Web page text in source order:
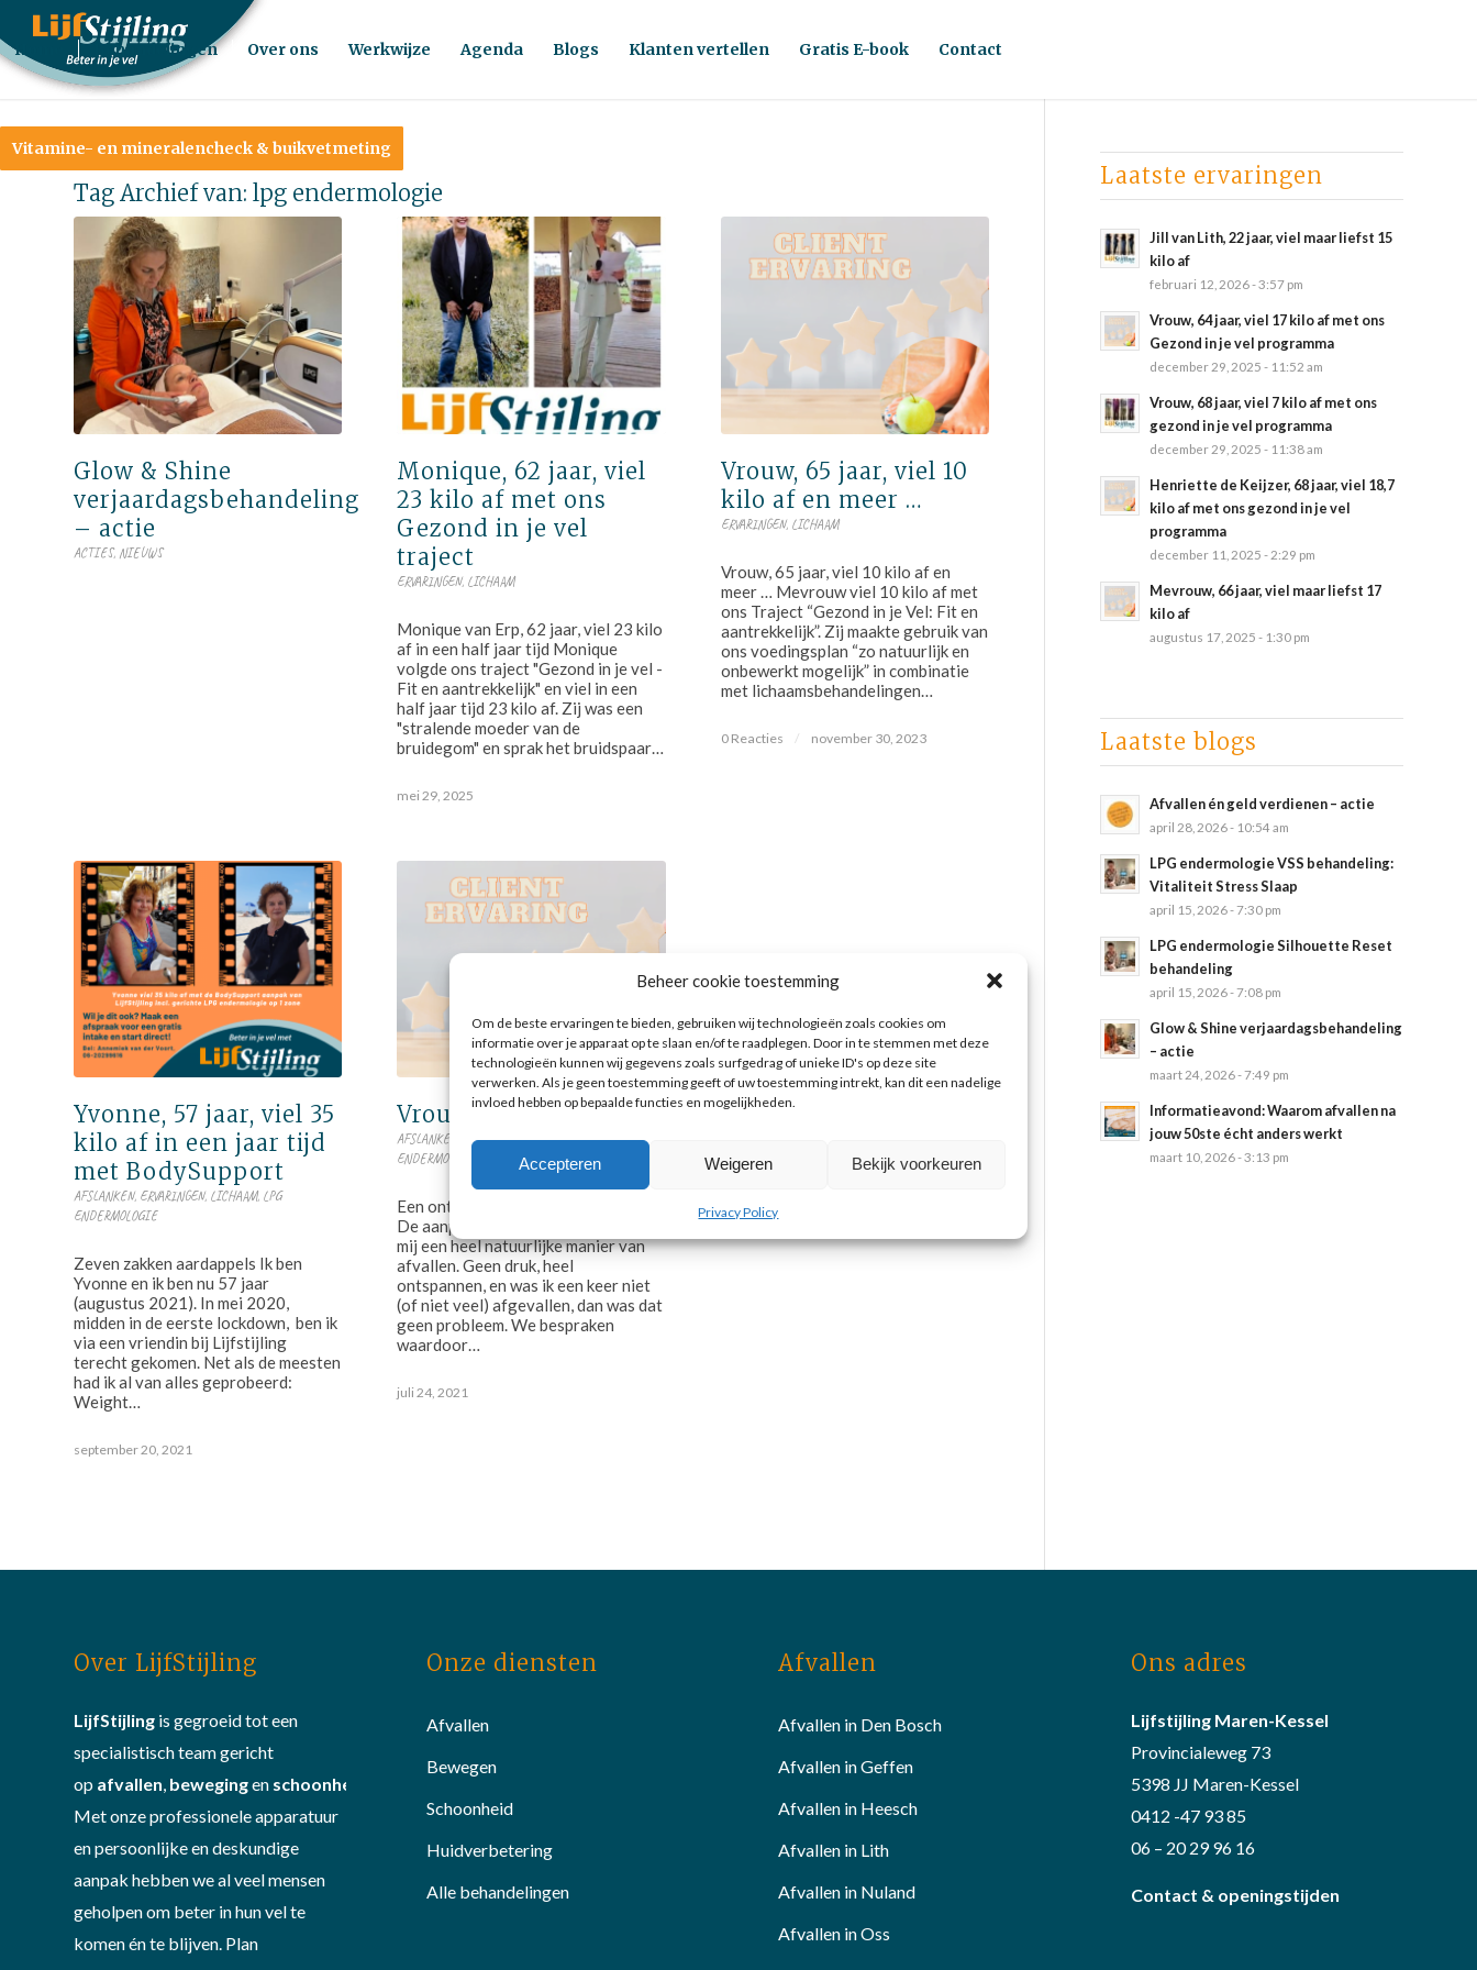
Beheer cookie toestemming
Om de beste ervaringen te bieden, gebruiken wij technologieën zoals cookies om
informatie over je apparaat op te slaan en/of te raadplegen. Door in te stemmen met deze
technologieën kunnen wij gegevens zoals surfgedrag of unieke ID's op deze site
verwerken. Als je geen toestemming geeft of uw toestemming intrekt, kan dit een nadelige
invloed hebben op bepaalde functies en mogelijkheden.
Accepteren Weigeren Bekijk voorkeuren
Privacy Policy
Home Behandelingen Over ons Werkwijze Agenda Blogs Klanten vertellen Gratis E-book Contact
Vitamine- en mineralencheck & buikvetmeting
Tag Archief van: lpg endermologie
Glow & Shine
verjaardagsbehandeling
– actie
ACTIES, NIEUWS
Monique, 62 jaar, viel
23 kilo af met ons
Gezond in je vel
traject
ERVARINGEN, LICHAAM
Monique van Erp, 62 jaar, viel 23 kilo
af in een half jaar tijd Monique
volgde ons traject "Gezond in je vel -
Fit en aantrekkelijk" en viel in een
half jaar tijd 23 kilo af. Zij was een
"stralende moeder van de
bruidegom" en sprak het bruidspaar…
mei 29, 2025
Vrouw, 65 jaar, viel 10
kilo af en meer …
ERVARINGEN, LICHAAM
Vrouw, 65 jaar, viel 10 kilo af en
meer … Mevrouw viel 10 kilo af met
ons Traject “Gezond in je Vel: Fit en
aantrekkelijk”. Zij maakte gebruik van
ons voedingsplan “zo natuurlijk en
onbewerkt mogelijk” in combinatie
met lichaamsbehandelingen…
0 Reacties / november 30, 2023
Yvonne, 57 jaar, viel 35
kilo af in een jaar tijd
met BodySupport
AFSLANKEN, ERVARINGEN, LICHAAM, LPG
ENDERMOLOGIE
Zeven zakken aardappels Ik ben
Yvonne en ik ben nu 57 jaar
(augustus 2021). In mei 2020,
midden in de eerste lockdown, ben ik
via een vriendin bij Lijfstijling
terecht gekomen. Net als de meesten
had ik al van alles geprobeerd:
Weight…
september 20, 2021
Vrouw, 62 jaar – 8 kilo
AFSLANKEN ERVARINGEN,LICHAAM,LPG
ENDERMOLOGIE
Een ontspannen manier van afvallen!
De aanpak van LijfStijling was voor
mij een heel natuurlijke manier van
afvallen. Geen druk, heel
ontspannen, en was ik een keer niet
(of niet veel) afgevallen, dan was dat
geen probleem. We bespraken
waardoor…
juli 24, 2021
Laatste ervaringen
Jill van Lith, 22 jaar, viel maar liefst 15
kilo af
februari 12, 2026 - 3:57 pm
Vrouw, 64 jaar, viel 17 kilo af met ons
Gezond in je vel programma
december 29, 2025 - 11:52 am
Vrouw, 68 jaar, viel 7 kilo af met ons
gezond in je vel programma
december 29, 2025 - 11:38 am
Henriette de Keijzer, 68 jaar, viel 18,7
kilo af met ons gezond in je vel
programma
december 11, 2025 - 2:29 pm
Mevrouw, 66 jaar, viel maar liefst 17
kilo af
augustus 17, 2025 - 1:30 pm
Laatste blogs
Afvallen én geld verdienen – actie
april 28, 2026 - 10:54 am
LPG endermologie VSS behandeling:
Vitaliteit Stress Slaap
april 15, 2026 - 7:30 pm
LPG endermologie Silhouette Reset
behandeling
april 15, 2026 - 7:08 pm
Glow & Shine verjaardagsbehandeling
– actie
maart 24, 2026 - 7:49 pm
Informatieavond: Waarom afvallen na
jouw 50ste écht anders werkt
maart 10, 2026 - 3:13 pm
Over LijfStijling
LijfStijling is gegroeid tot een
specialistisch team gericht
op afvallen, bewegingen schoonheid
Met onze professionele apparatuur
en persoonlijke en deskundige
aanpak hebben we al veel mensen
geholpen om beter in hun vel te
komen én te blijven. Plan
Onze diensten
Afvallen
Bewegen
Schoonheid
Huidverbetering
Alle behandelingen
Afvallen
Afvallen in Den Bosch
Afvallen in Geffen
Afvallen in Heesch
Afvallen in Lith
Afvallen in Nuland
Afvallen in Oss
Ons adres
Lijfstijling Maren-Kessel
Provincialeweg 73
5398 JJ Maren-Kessel
0412 -47 93 85
06 – 20 29 96 16
Contact & openingstijden